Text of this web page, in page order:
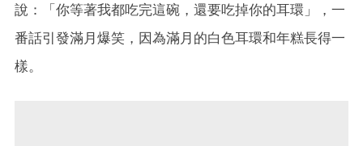
說：「你等著我都吃完這碗，還要吃掉你的耳環」，一
番話引發滿月爆笑，因為滿月的白色耳環和年糕長得一
樣。